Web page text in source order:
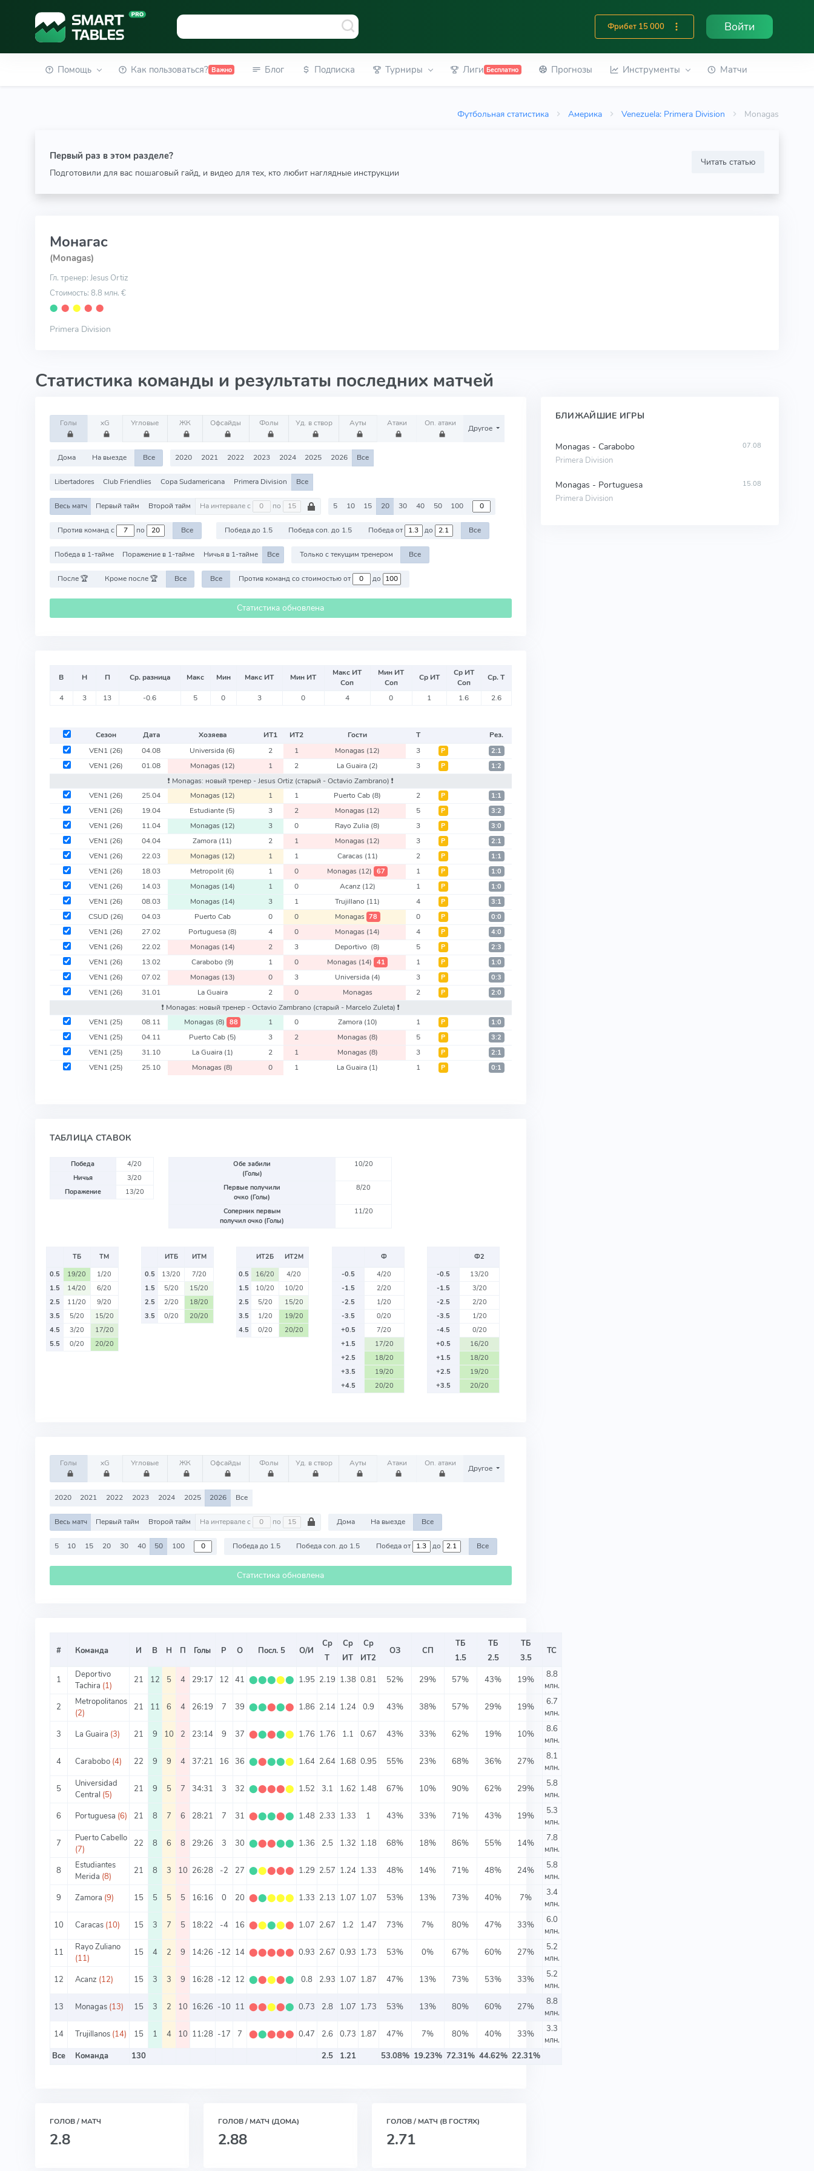
Фрибет 15 000 Войти
Помощь Как пользоваться? Важно Блог Подписка Турниры Лиги Бесплатно Прогнозы Инструменты Матчи
Футбольная статистика Америка Venezuela: Primera Division Monagas
Первый раз в этом разделе?
Подготовили для вас пошаговый гайд, и видео для тех, кто любит наглядные инструкции
Читать статью
Монагас
(Monagas)
Гл. тренер: Jesus Ortiz
Стоимость: 8.8 млн. €
⬤ ⬤ ⬤ ⬤ ⬤
Primera Division
Статистика команды и результаты последних матчей
Голы xG Угловые ЖК Офсайды Фолы Уд. в створ Ауты Атаки Оп. атаки
Другое
Дома На выезде Все 2020 2021 2022 2023 2024 2025 2026 Все
Libertadores Club Friendlies Copa Sudamericana Primera Division Все
Весь матч Первый тайм Второй тайм На интервале с по 5 10 15 20 30 40 50 100
Против команд с по Все Победа до 1.5 Победа соп. до 1.5 Победа от до Все
Победа в 1-тайме Поражение в 1-тайме Ничья в 1-тайме Все Только с текущим тренером Все
После 🏆 Кроме после 🏆 Все Все Против команд со стоимостью от до
Статистика обновлена
В Н П Ср. разница Макс Мин Макс ИТ Мин ИТ
Макс ИТ
Соп
Мин ИТ
Соп
Ср ИТ
Ср ИТ
Соп
Ср. Т
4 3 13 -0.6 5 0 3 0 4 0 1 1.6 2.6
Сезон Дата Хозяева ИТ1 ИТ2 Гости Т
Рез.
VEN1 (26) 04.08 Universida (6) 2 1 Monagas (12) 3 Р 2:1
VEN1 (26) 01.08 Monagas (12) 1 2 La Guaira (2) 3 Р 1:2
❗️ Monagas: новый тренер - Jesus Ortiz (старый - Octavio Zambrano) ❗️
VEN1 (26) 25.04 Monagas (12) 1 1 Puerto Cab (8) 2 Р 1:1
VEN1 (26) 19.04 Estudiante (5) 3 2 Monagas (12) 5 Р 3:2
VEN1 (26) 11.04 Monagas (12) 3 0 Rayo Zulia (8) 3 Р 3:0
VEN1 (26) 04.04 Zamora (11) 2 1 Monagas (12) 3 Р 2:1
VEN1 (26) 22.03 Monagas (12) 1 1 Caracas (11) 2 Р 1:1
VEN1 (26) 18.03 Metropolit (6) 1 0 Monagas (12) 67 1 Р 1:0
VEN1 (26) 14.03 Monagas (14) 1 0 Acanz (12) 1 Р 1:0
VEN1 (26) 08.03 Monagas (14) 3 1 Trujillano (11) 4 Р 3:1
CSUD (26) 04.03 Puerto Cab 0 0 Monagas 78 0 Р 0:0
VEN1 (26) 27.02 Portuguesa (8) 4 0 Monagas (14) 4 Р 4:0
VEN1 (26) 22.02 Monagas (14) 2 3 Deportivo (8) 5 Р 2:3
VEN1 (26) 13.02 Carabobo (9) 1 0 Monagas (14) 41 1 Р 1:0
VEN1 (26) 07.02 Monagas (13) 0 3 Universida (4) 3 Р 0:3
VEN1 (26) 31.01 La Guaira 2 0 Monagas 2 Р 2:0
❗️ Monagas: новый тренер - Octavio Zambrano (старый - Marcelo Zuleta) ❗️
VEN1 (25) 08.11 Monagas (8) 88 1 0 Zamora (10) 1 Р 1:0
VEN1 (25) 04.11 Puerto Cab (5) 3 2 Monagas (8) 5 Р 3:2
VEN1 (25) 31.10 La Guaira (1) 2 1 Monagas (8) 3 Р 2:1
VEN1 (25) 25.10 Monagas (8) 0 1 La Guaira (1) 1 Р 0:1
ТАБЛИЦА СТАВОК
Победа
4/20
Ничья
3/20
Поражение
13/20
Обе забили
(Голы)
10/20
Первые получили
очко (Голы)
8/20
Соперник первым
получил очко (Голы)
11/20
ТБ
ТМ
0.5
19/20
1/20
1.5
14/20
6/20
2.5
11/20
9/20
3.5
5/20
15/20
4.5
3/20
17/20
5.5
0/20 20/20
ИТБ
ИТМ
0.5
13/20
7/20
1.5
5/20
15/20
2.5
2/20
18/20
3.5
0/20 20/20
ИТ2Б
ИТ2М
0.5
16/20
4/20
1.5
10/20
10/20
2.5
5/20
15/20
3.5
1/20
19/20
4.5
0/20 20/20
Ф
-0.5
4/20
-1.5
2/20
-2.5
1/20
-3.5
0/20
+0.5
7/20
+1.5
17/20
+2.5
18/20
+3.5
19/20
+4.5
20/20
Ф2
-0.5
13/20
-1.5
3/20
-2.5
2/20
-3.5
1/20
-4.5
0/20
+0.5
16/20
+1.5
18/20
+2.5
19/20
+3.5
20/20
Голы xG Угловые ЖК Офсайды Фолы Уд. в створ Ауты Атаки Оп. атаки
Другое
2020 2021 2022 2023 2024 2025 2026 Все
Весь матч Первый тайм Второй тайм На интервале с по Дома На выезде Все
5 10 15 20 30 40 50 100 Победа до 1.5 Победа соп. до 1.5 Победа от до Все
Статистика обновлена
# Команда И В Н П Голы Р О Посл. 5 О/И
Ср
Т
Ср
ИТ
Ср
ИТ2
ОЗ СП
ТБ
1.5
ТБ
2.5
ТБ
3.5
ТС
1
Deportivo
Tachira (1)
21 12 5 4 29:17 12 41 ⬤⬤⬤⬤⬤ 1.95 2.19 1.38 0.81 52% 29% 57% 43% 19%
8.8
млн.
2
Metropolitanos
(2)
21 11 6 4 26:19 7 39 ⬤⬤⬤⬤⬤ 1.86 2.14 1.24 0.9 43% 38% 57% 29% 19%
6.7
млн.
3
La Guaira (3) 21 9 10 2 23:14 9 37 ⬤⬤⬤⬤⬤ 1.76 1.76 1.1 0.67 43% 33% 62% 19% 10%
8.6
млн.
4
Carabobo (4) 22 9 9 4 37:21 16 36 ⬤⬤⬤⬤⬤ 1.64 2.64 1.68 0.95 55% 23% 68% 36% 27%
8.1
млн.
5
Universidad
Central (5)
21 9 5 7 34:31 3 32 ⬤⬤⬤⬤⬤ 1.52 3.1 1.62 1.48 67% 10% 90% 62% 29%
5.8
млн.
6
Portuguesa (6) 21 8 7 6 28:21 7 31 ⬤⬤⬤⬤⬤ 1.48 2.33 1.33 1 43% 33% 71% 43% 19%
5.3
млн.
7
Puerto Cabello
(7)
22 8 6 8 29:26 3 30 ⬤⬤⬤⬤⬤ 1.36 2.5 1.32 1.18 68% 18% 86% 55% 14%
7.8
млн.
8
Estudiantes
Merida (8)
21 8 3 10 26:28 -2 27 ⬤⬤⬤⬤⬤ 1.29 2.57 1.24 1.33 48% 14% 71% 48% 24%
5.8
млн.
9
Zamora (9) 15 5 5 5 16:16 0 20 ⬤⬤⬤⬤⬤ 1.33 2.13 1.07 1.07 53% 13% 73% 40% 7%
3.4
млн.
10
Caracas (10) 15 3 7 5 18:22 -4 16 ⬤⬤⬤⬤⬤ 1.07 2.67 1.2 1.47 73% 7% 80% 47% 33%
6.0
млн.
11
Rayo Zuliano
(11)
15 4 2 9 14:26 -12 14 ⬤⬤⬤⬤⬤ 0.93 2.67 0.93 1.73 53% 0% 67% 60% 27%
5.2
млн.
12
Acanz (12) 15 3 3 9 16:28 -12 12 ⬤⬤⬤⬤⬤ 0.8 2.93 1.07 1.87 47% 13% 73% 53% 33%
5.2
млн.
13
Monagas (13) 15 3 2 10 16:26 -10 11 ⬤⬤⬤⬤⬤ 0.73 2.8 1.07 1.73 53% 13% 80% 60% 27%
8.8
млн.
14
Trujillanos (14) 15 1 4 10 11:28 -17 7 ⬤⬤⬤⬤⬤ 0.47 2.6 0.73 1.87 47% 7% 80% 40% 33%
3.3
млн.
Все
Команда 130 2.5 1.21 53.08% 19.23% 72.31% 44.62% 22.31%
ГОЛОВ / МАТЧ
2.8
ГОЛОВ / МАТЧ (ДОМА)
2.88
ГОЛОВ / МАТЧ (В ГОСТЯХ)
2.71
БЛИЖАЙШИЕ ИГРЫ
Monagas - Carabobo
Primera Division
07.08
Monagas - Portuguesa
Primera Division
15.08